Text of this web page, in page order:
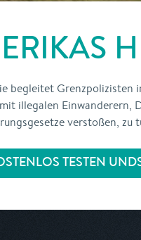
begleitet Grenzpolizisten
illegalen Einwanderern,
verstoßen, zu
TESTEN UND